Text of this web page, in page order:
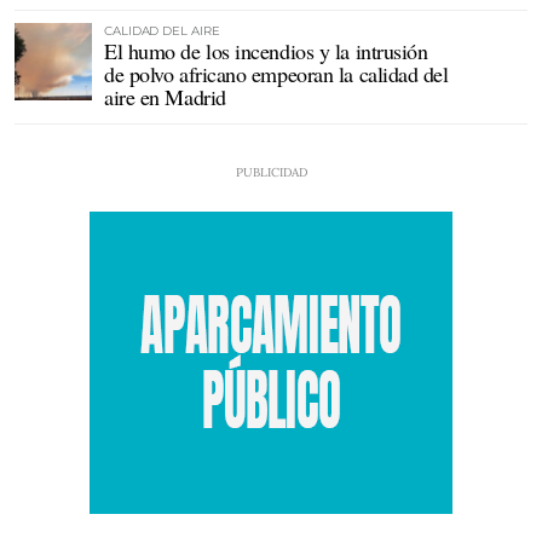
CALIDAD DEL AIRE
El humo de los incendios y la intrusión
de polvo africano empeoran la calidad del
aire en Madrid